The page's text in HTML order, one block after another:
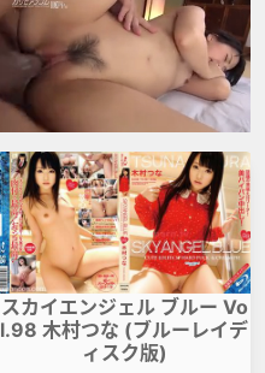
スカイエンジェル ブルー Vo
l.98 木村つな (ブルーレイデ
ィスク版)